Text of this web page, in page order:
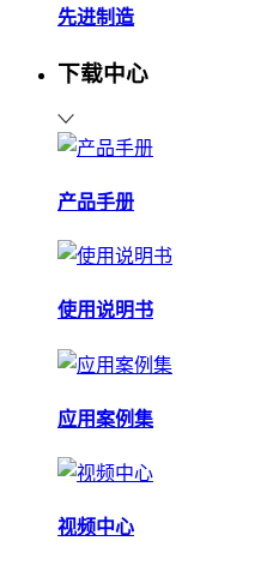
先进制造
下载中心
产品手册
使用说明书
应用案例集
视频中心